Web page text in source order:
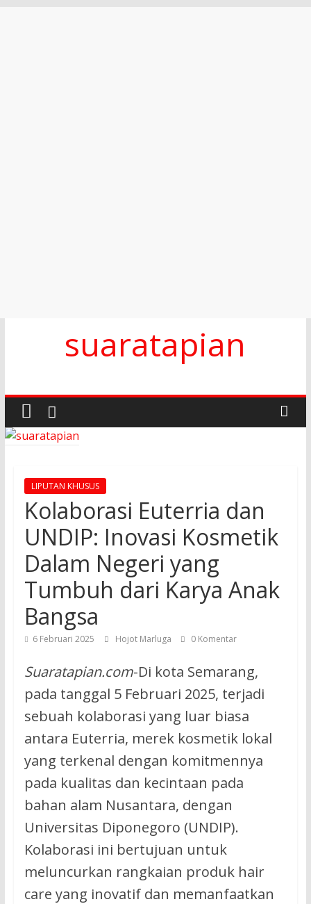
suaratapian
LIPUTAN KHUSUS
Kolaborasi Euterria dan
UNDIP: Inovasi Kosmetik
Dalam Negeri yang
Tumbuh dari Karya Anak
Bangsa
6 Februari 2025 Hojot Marluga 0 Komentar
Suaratapian.com-Di kota Semarang,
pada tanggal 5 Februari 2025, terjadi
sebuah kolaborasi yang luar biasa
antara Euterria, merek kosmetik lokal
yang terkenal dengan komitmennya
pada kualitas dan kecintaan pada
bahan alam Nusantara, dengan
Universitas Diponegoro (UNDIP).
Kolaborasi ini bertujuan untuk
meluncurkan rangkaian produk hair
care yang inovatif dan memanfaatkan